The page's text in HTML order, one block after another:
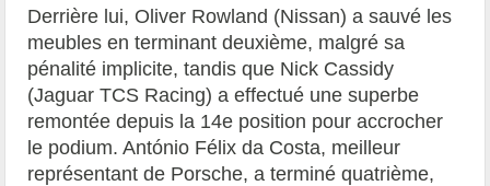
Derrière lui, Oliver Rowland (Nissan) a sauvé les
meubles en terminant deuxième, malgré sa
pénalité implicite, tandis que Nick Cassidy
(Jaguar TCS Racing) a effectué une superbe
remontée depuis la 14e position pour accrocher
le podium. António Félix da Costa, meilleur
représentant de Porsche, a terminé quatrième,